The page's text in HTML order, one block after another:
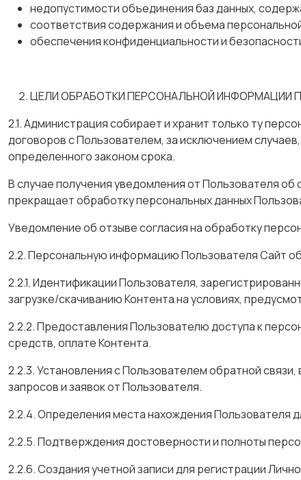
недопустимости объединения баз данных,
соответствия содержания и объема
обеспечения конфиденциальности и
ЦЕЛИ ОБРАБОТКИ ПЕРСОНАЛЬНОЙ ИНФОРМАЦИИ
2.1. Администрация собирает и хранит только ту
договоров с Пользователем, за исключением
определенного законом срока.
В случае получения уведомления от Пользователя
прекращает обработку персональных данных
Уведомление об отзыве согласия на обработку
2.2. Персональную информацию Пользователя Сайт
2.2.1. Идентификации Пользователя,
загрузке/скачиванию Контента на условиях,
2.2.2. Предоставления Пользователю доступа к
средств, оплате Контента.
2.2.3. Установления с Пользователем обратной
запросов и заявок от Пользователя.
2.2.4. Определения места нахождения Пользователя
2.2.5. Подтверждения достоверности и полноты
2.2.6. Создания учетной записи для регистрации